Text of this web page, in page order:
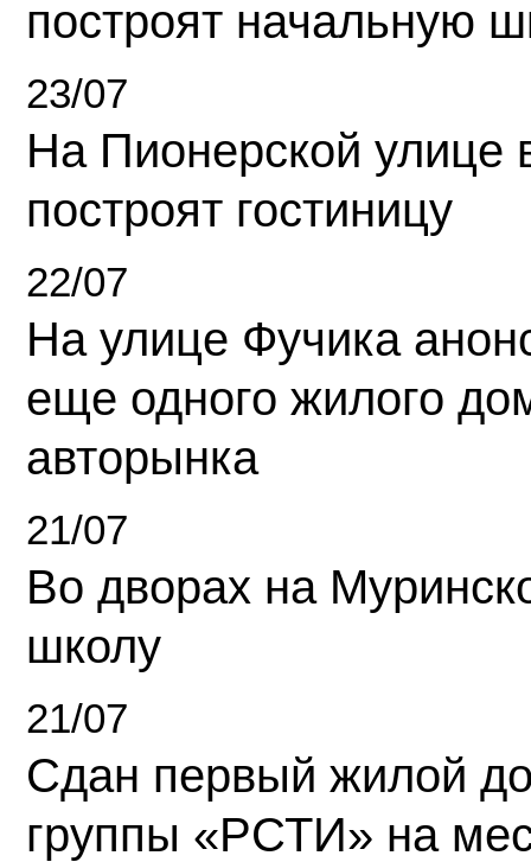
построят начальную
23/07
На Пионерской улице
построят гостиницу
22/07
На улице Фучика
еще одного жилого
авторынка
21/07
Во дворах на
школу
21/07
Сдан первый жилой
группы «РСТИ» на